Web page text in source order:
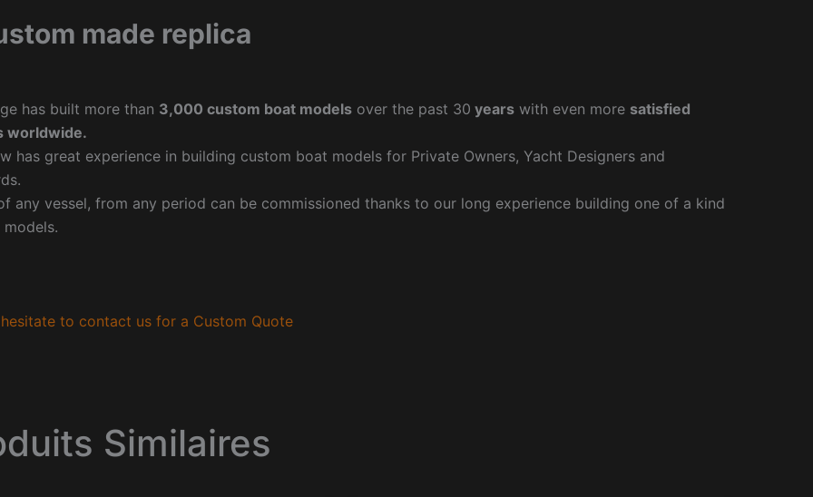
made replica
has built more than 3,000 custom boat models over the past 30 years with even more satisfied
worldwide.
has great experience in building custom boat models for Private Owners, Yacht Designers and
any vessel, from any period can be commissioned thanks to our long experience building one of a kind
to contact us for a Custom Quote
Similaires